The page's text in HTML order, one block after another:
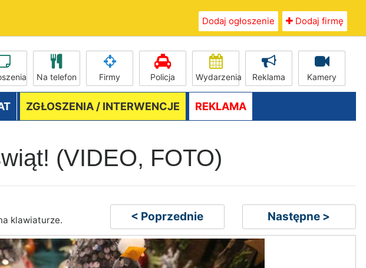
Dodaj ogłoszenie Dodaj firmę
Na telefon Firmy Policja Wydarzenia Reklama Kamery
ZGŁOSZENIA / INTERWENCJE REKLAMA
(VIDEO, FOTO)
klawiaturze.
< Poprzednie Następne >